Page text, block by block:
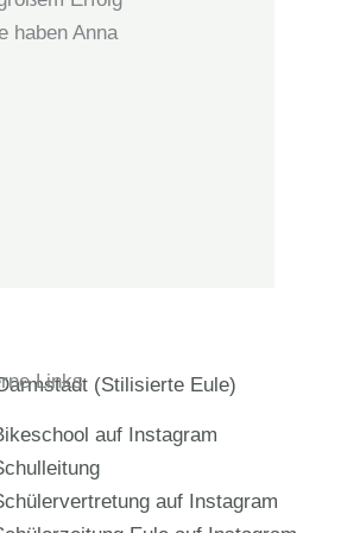
haben Anna
Links
auf Instagram
auf Instagram